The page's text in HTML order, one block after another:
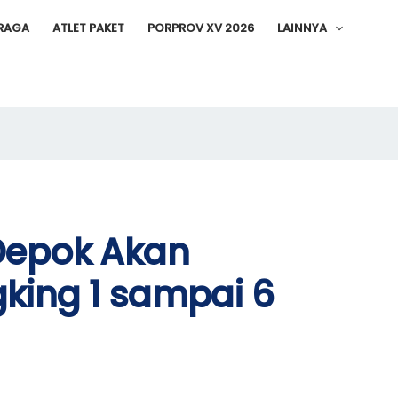
ATLET PAKET PORPROV XV 2026 LAINNYA
Akan
1 sampai 6